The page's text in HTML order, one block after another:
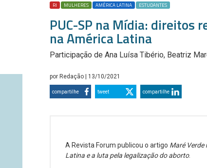
RI MULHERES AMÉRICA LATINA ESTUDANTES
PUC-SP na Mídia: direitos
na América Latina
Participação de Ana Luísa Tibério, Beatriz
por Redação | 13/10/2021
compartilhe tweet compartilhe
A Revista Forum publicou o artigo Maré Verde
Latina e a luta pela legalização do aborto.